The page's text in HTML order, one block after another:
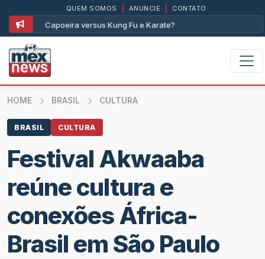
Capoeira versus Kung Fu e Karate?
QUEM SOMOS ANUNCIE CONTATO
HOME BRASIL CULTURA
BRASIL CULTURA
Festival Akwaaba
reúne cultura e
conexões África-
Brasil em São Paulo